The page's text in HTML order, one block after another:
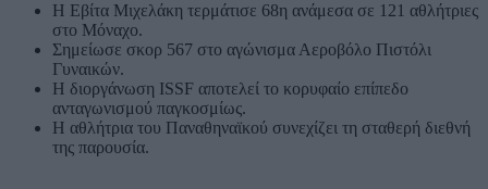
Η Εβίτα Μιχελάκη τερμάτισε 68η ανάμεσα σε 121 αθλήτριες
στο Μόναχο.
Σημείωσε σκορ 567 στο αγώνισμα Αεροβόλο Πιστόλι
Γυναικών.
Η διοργάνωση ISSF αποτελεί το κορυφαίο επίπεδο
ανταγωνισμού παγκοσμίως.
Η αθλήτρια του Παναθηναϊκού συνεχίζει τη σταθερή διεθνή
της παρουσία.